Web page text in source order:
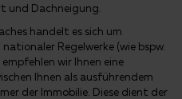
und Dachneigung.
handelt es sich um
Regelwerke (wie bspw.
wir Ihnen eine
Ihnen als ausführendem
der Immobilie. Diese dient der